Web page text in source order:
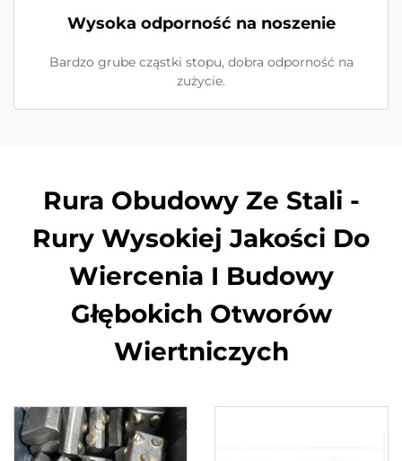
Wysoka odporność na noszenie
Bardzo grube cząstki stopu, dobra odporność na
zużycie.
Rura Obudowy Ze Stali -
Rury Wysokiej Jakości Do
Wiercenia I Budowy
Głębokich Otworów
Wiertniczych